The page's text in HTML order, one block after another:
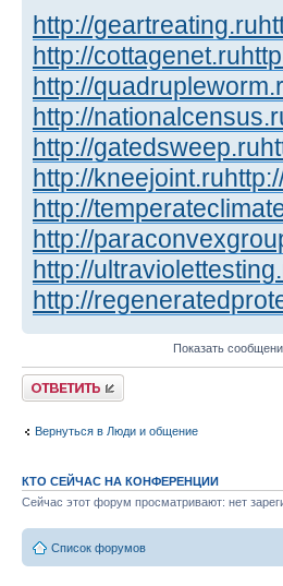
http://geartreating.ru
http://cottagenet.ru
http://
http://
http://gatedsweep.ru
http://kneejoint.ru
http://
http://
http://
http://
Показать
Ответить
Вернуться в Люди и общение
КТО СЕЙЧАС НА КОНФЕРЕНЦИИ
Сейчас этот форум просматривают: нет
Список форумов